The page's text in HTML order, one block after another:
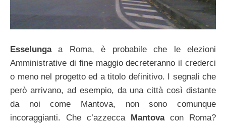
Esselungaa Roma, è probabile che le elezioni
Amministrative di fine maggio decreteranno il crederci
o meno nel progetto ed a titolo definitivo. I segnali che
però arrivano, ad esempio, da una città così distante
da noi come Mantova, non sono comunque
incoraggianti. Che c’azzecca Mantovacon Roma?